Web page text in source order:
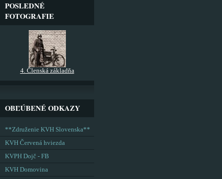
POSLEDNÉ
FOTOGRAFIE
4. Členská základňa
OBĽÚBENÉ ODKAZY
**Združenie KVH Slovenska**
KVH Červená hviezda
KVPH Dojč - FB
KVH Domovina